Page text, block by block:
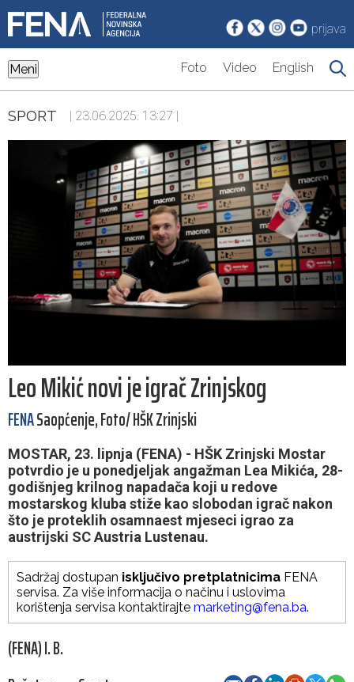
prijava
Meni Foto Video English
SPORT | 23.06.2025. 13:27 |
Leo Mikić novi je igrač Zrinjskog
FENASaopćenje, Foto/ HŠK Zrinjski
MOSTAR, 23. lipnja (FENA) - HŠK Zrinjski Mostar
potvrdio je u ponedjeljak angažman Lea Mikića, 28-
godišnjeg krilnog napadača koji u redove
mostarskog kluba stiže kao slobodan igrač nakon
što je proteklih osamnaest mjeseci igrao za
austrijski SC Austria Lustenau.
Sadržaj dostupan isključivo pretplatnicima FENA
servisa. Za više informacija o načinu i uslovima
korištenja servisa kontaktirajte marketing@fena.ba.
(FENA) I. B.